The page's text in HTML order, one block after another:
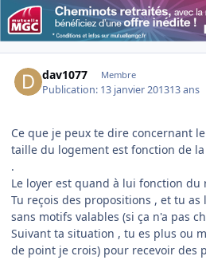
dav1077 Membre
Publication: 13 janvier 201313 ans
Ce que je peux te dire concernant
taille du logement est fonction de
.
Le loyer est quand à lui fonction du
Tu reçois des propositions , et tu
sans motifs valables (si ça n'a pas
Suivant ta situation , tu es plus ou
de point je crois) pour recevoir des